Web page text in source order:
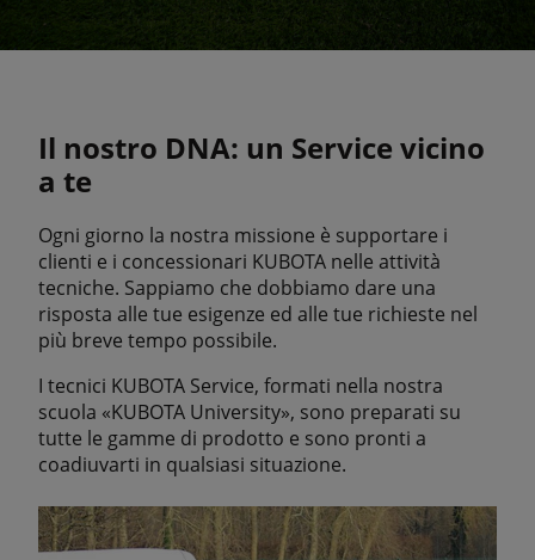
Il nostro DNA: un Service vicino
a te
Ogni giorno la nostra missione è supportare i
clienti e i concessionari KUBOTA nelle attività
tecniche. Sappiamo che dobbiamo dare una
risposta alle tue esigenze ed alle tue richieste nel
più breve tempo possibile.
I tecnici KUBOTA Service, formati nella nostra
scuola «KUBOTA University», sono preparati su
tutte le gamme di prodotto e sono pronti a
coadiuvarti in qualsiasi situazione.